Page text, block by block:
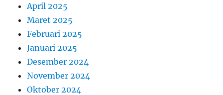
April 2025
Maret 2025
Februari 2025
Januari 2025
Desember 2024
November 2024
Oktober 2024